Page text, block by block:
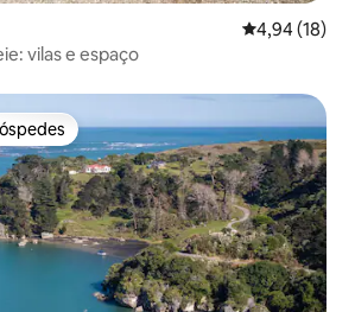
4,94 de uma
4,94 (18)
vilas e espaço
preferidos dos hóspedes